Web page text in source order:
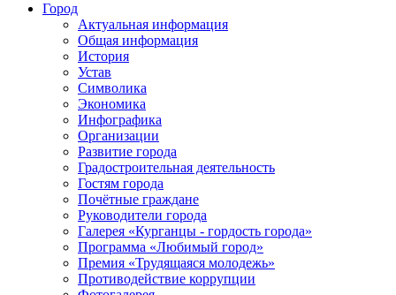
Город
Актуальная информация
Общая информация
История
Устав
Символика
Экономика
Инфографика
Организации
Развитие города
Градостроительная деятельность
Гостям города
Почётные граждане
Руководители города
Галерея «Курганцы - гордость города»
Программа «Любимый город»
Премия «Трудящаяся молодежь»
Противодействие коррупции